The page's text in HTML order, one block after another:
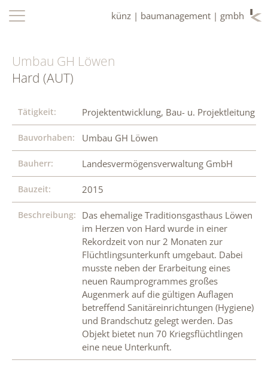
künz | baumanagement | gmbh
Umbau GH Löwen
Hard (AUT)
Tätigkeit: Projektentwicklung, Bau- u. Projektleitung
Bauvorhaben: Umbau GH Löwen
Bauherr: Landesvermögensverwaltung GmbH
Bauzeit: 2015
Beschreibung:
Das ehemalige Traditionsgasthaus Löwen
im Herzen von Hard wurde in einer
Rekordzeit von nur 2 Monaten zur
Flüchtlingsunterkunft umgebaut. Dabei
musste neben der Erarbeitung eines
neuen Raumprogrammes großes
Augenmerk auf die gültigen Auflagen
betreffend Sanitäreinrichtungen (Hygiene)
und Brandschutz gelegt werden. Das
Objekt bietet nun 70 Kriegsflüchtlingen
eine neue Unterkunft.